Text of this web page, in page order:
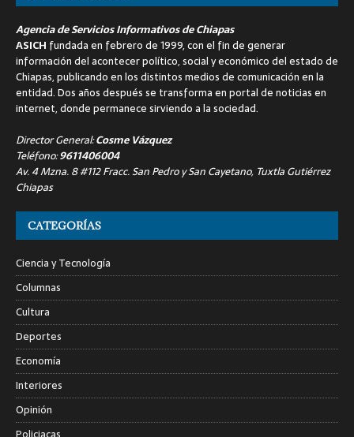
Agencia de Servicios Informativos de Chiapas
ASICH fundada en febrero de 1999, con el fin de generar
información del acontecer político, social y económico del estado de
Chiapas, publicando en los distintos medios de comunicación en la
entidad. Dos años después se transforma en portal de noticias en
internet, donde permanece sirviendo a la sociedad.
Director General:Cosme Vázquez
Teléfono:9611406004
Av. 4 Mzna. 8 #112 Fracc. San Pedro y San Cayetano, Tuxtla Gutiérrez
Chiapas
CATEGORÍAS
Ciencia y Tecnología
Columnas
Cultura
Deportes
Economía
Interiores
Opinión